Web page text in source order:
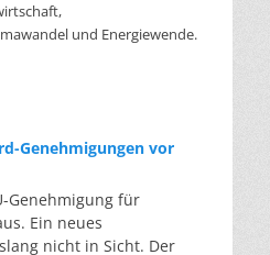
und Energiewende.
Genehmigungen vor
Genehmigung für
Ein neues
nicht in Sicht. Der